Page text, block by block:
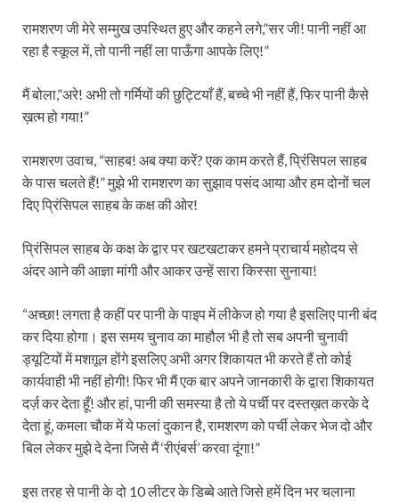
रामशरण जी मेरे सम्मुख उपस्थित हुए और कहने लगे,”सर जी! पानी नहीं आ
रहा है स्‍कूल में, तो पानी नहीं ला पाऊँगा आपके लिए!”
मैं बोला,”अरे! अभी तो गर्मियों की छुट्टियाँ हैं, बच्चे भी नहीं हैं, फिर पानी कैसे
ख़त्म हो गया!”
रामशरण उवाच, “साहब! अब क्या करें? एक काम करते हैं, प्रिंसिपल साहब
के पास चलते हैं!” मुझे भी रामशरण का सुझाव पसंद आया और हम दोनों चल
दिए प्रिंसिपल साहब के कक्ष की ओर!
प्रिंसिपल साहब के कक्ष के द्वार पर खटखटाकर हमने प्राचार्य महोदय से
अंदर आने की आज्ञा मांगी और आकर उन्हें सारा किस्सा सुनाया!
“अच्छा! लगता है कहीं पर पानी के पाइप में लीकेज हो गया है इसलिए पानी बंद
कर दिया होगा। इस समय चुनाव का माहौल भी है तो सब अपनी चुनावी
ड्यूटियों में मशग़ूल होंगे इसलिए अभी अगर शिकायत भी करते हैं तो कोई
कार्यवाही भी नहीं होगी! फिर भी मैं एक बार अपने जानकारी के द्वारा शिकायत
दर्ज़ कर देता हूँ! और हां, पानी की समस्या है तो ये पर्ची पर दस्तख़त करके दे
देता हूं, कमला चौक में ये फलां दुकान है, रामशरण को पर्ची लेकर भेज दो और
बिल लेकर मुझे दे देना जिसे मैं ‘रीएंबर्स’ करवा दूंगा!”
इस तरह से पानी के दो 10 लीटर के डिब्बे आते जिसे हमें दिन भर चलाना